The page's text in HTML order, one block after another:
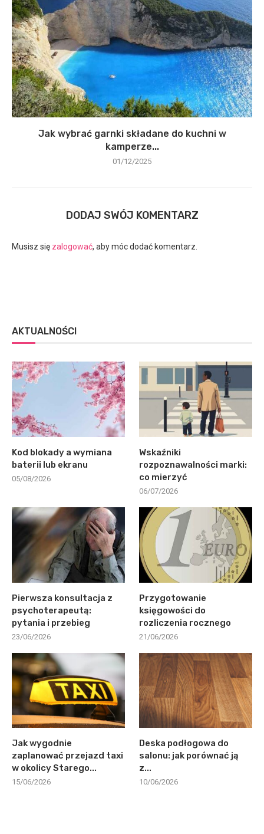
Jak wybrać garnki składane do kuchni w
kamperze...
01/12/2025
DODAJ SWÓJ KOMENTARZ
Musisz się zalogować, aby móc dodać komentarz.
AKTUALNOŚCI
Kod blokady a wymiana
baterii lub ekranu
05/08/2026
Wskaźniki
rozpoznawalności marki:
co mierzyć
06/07/2026
Pierwsza konsultacja z
psychoterapeutą:
pytania i przebieg
23/06/2026
Przygotowanie
księgowości do
rozliczenia rocznego
21/06/2026
Jak wygodnie
zaplanować przejazd taxi
w okolicy Starego...
15/06/2026
Deska podłogowa do
salonu: jak porównać ją
z...
10/06/2026